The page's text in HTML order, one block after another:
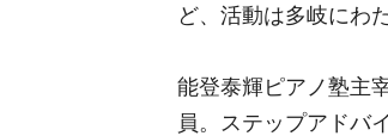
ど、活動は多岐にわた
能登泰輝ピアノ塾主
員。ステップアドバ